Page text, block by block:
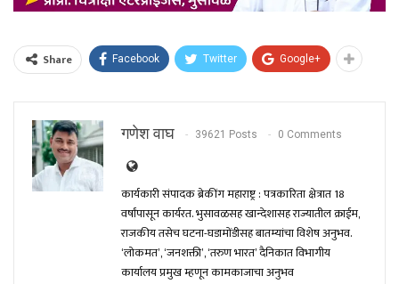
Share Facebook Twitter Google+
गणेश वाघ 39621 Posts 0 Comments
कार्यकारी संपादक ब्रेकींग महाराष्ट्र : पत्रकारिता क्षेत्रात 18
वर्षांपासून कार्यरत. भुसावळसह खान्देशासह राज्यातील क्राईम,
राजकीय तसेच घटना-घडामोंडीसह बातम्यांचा विशेष अनुभव.
‘लोकमत’, ‘जनशक्ती’, ‘तरुण भारत’ दैनिकात विभागीय
कार्यालय प्रमुख म्हणून कामकाजाचा अनुभव